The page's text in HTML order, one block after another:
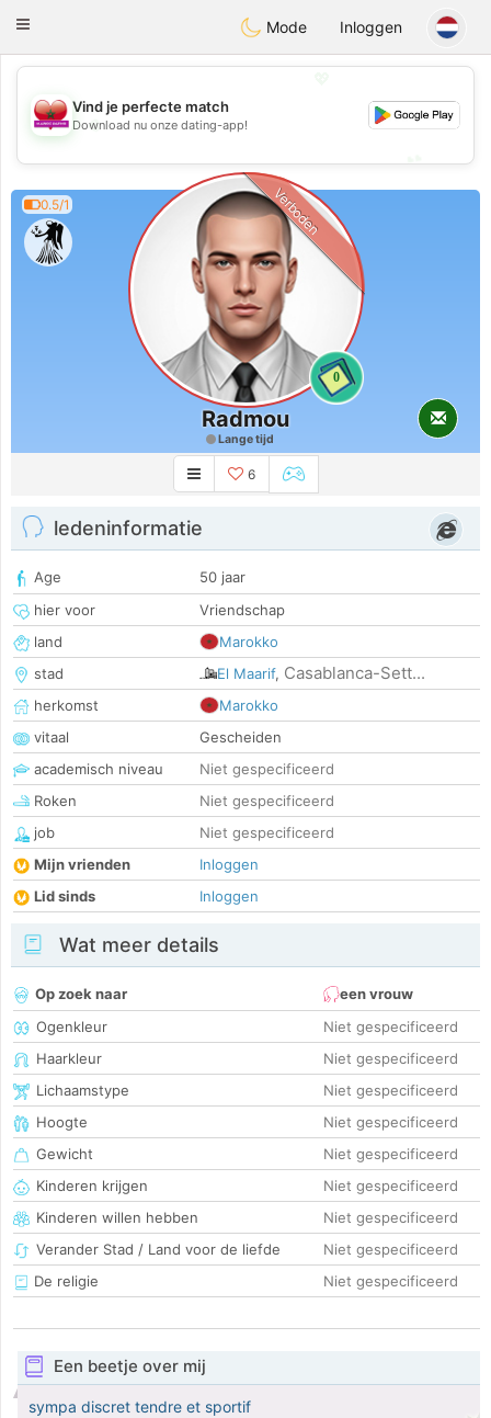
Maroc Dating
Toggle
Mode Inloggen
💖
💕
Vind je perfecte match
Download nu onze dating-app!
0.5/1
0
Verboden
Radmou
Lange tijd
6
ledeninformatie
Age
50 jaar
hier voor
Vriendschap
land
Marokko
stad
El Maarif, Casablanca-Sett...
herkomst
Marokko
vitaal
Gescheiden
academisch niveau
Niet gespecificeerd
Roken
Niet gespecificeerd
job
Niet gespecificeerd
Mijn vrienden
Inloggen
Lid sinds
Inloggen
Wat meer details
Op zoek naar
een vrouw
Ogenkleur
Niet gespecificeerd
Haarkleur
Niet gespecificeerd
Lichaamstype
Niet gespecificeerd
Hoogte
Niet gespecificeerd
Gewicht
Niet gespecificeerd
Kinderen krijgen
Niet gespecificeerd
Kinderen willen hebben
Niet gespecificeerd
Verander Stad / Land voor de liefde
Niet gespecificeerd
De religie
Niet gespecificeerd
Een beetje over mij
sympa discret tendre et sportif